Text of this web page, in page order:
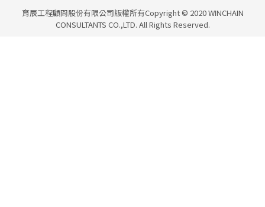
育辰工程顧問股份有限公司版權所有Copyright © 2020 WINCHAIN
CONSULTANTS CO.,LTD. All Rights Reserved.